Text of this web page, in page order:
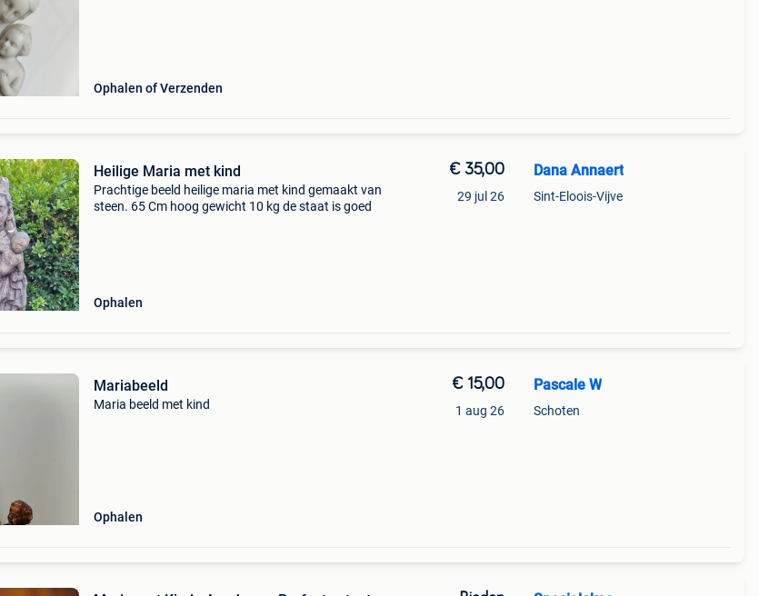
Ophalen of Verzenden
Heilige Maria met kind
Prachtige beeld heilige maria met kind gemaakt van
steen. 65 Cm hoog gewicht 10 kg de staat is goed
Ophalen
€ 35,00
29 jul 26
Dana Annaert
Sint-Eloois-Vijve
Mariabeeld
Maria beeld met kind
Ophalen
€ 15,00
1 aug 26
Pascale W
Schoten